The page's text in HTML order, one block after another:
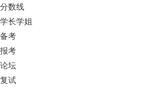
分数线
学长学姐
备考
报考
论坛
复试